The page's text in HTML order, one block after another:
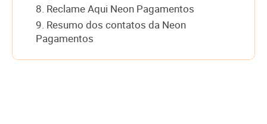
8. Reclame Aqui Neon Pagamentos
9. Resumo dos contatos da Neon
Pagamentos